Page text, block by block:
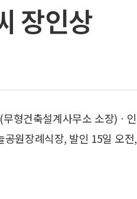
장인상
형건축설계사무소 소장)ㆍ인
원장례식장, 발인 15일 오전,